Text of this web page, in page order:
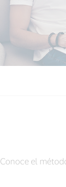
Conoce el